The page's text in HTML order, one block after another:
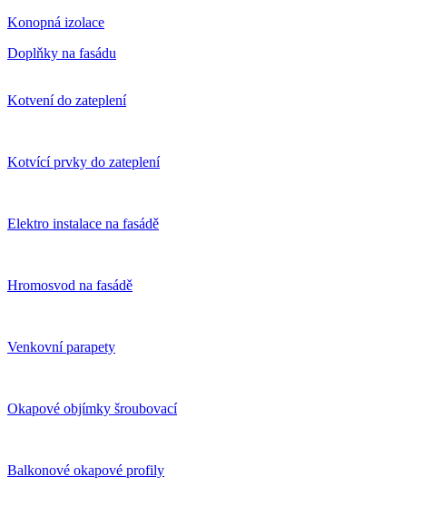
Konopná izolace
Doplňky na fasádu
Kotvení do zateplení
Kotvící prvky do zateplení
Elektro instalace na fasádě
Hromosvod na fasádě
Venkovní parapety
Okapové objímky šroubovací
Balkonové okapové profily